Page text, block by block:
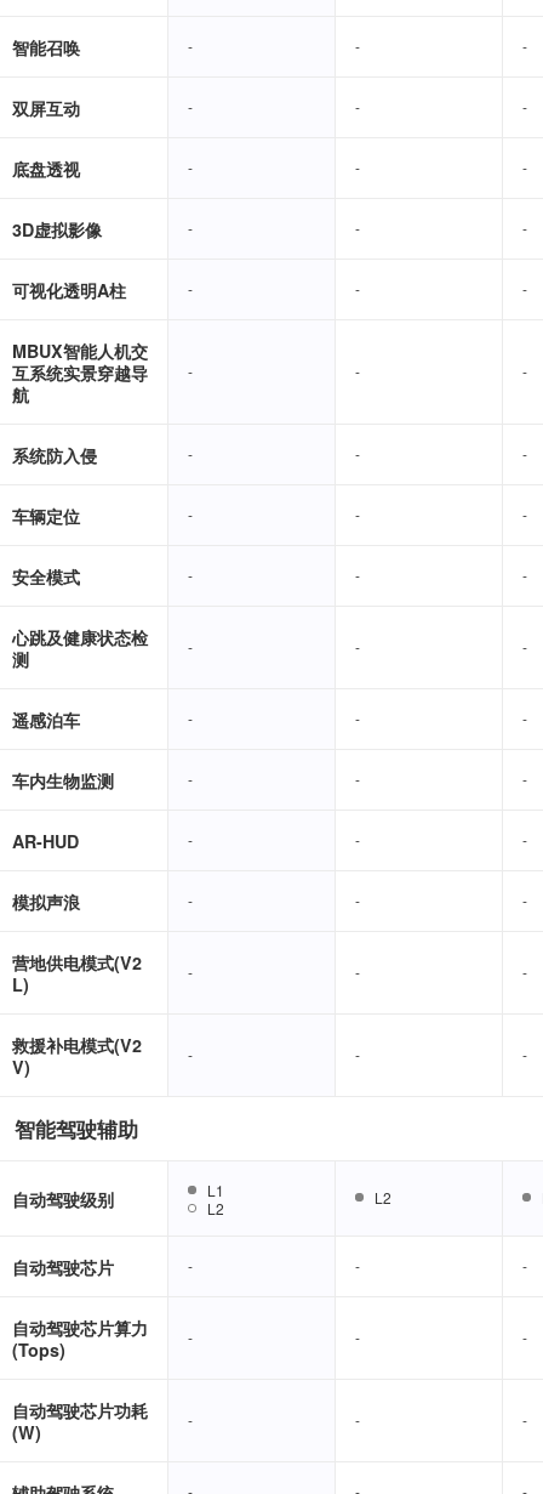
智能召唤 - - -
双屏互动 - - -
底盘透视 - - -
3D虚拟影像 - - -
可视化透明A柱 - - -
MBUX智能人机交
互系统实景穿越导
航
- - -
系统防入侵 - - -
车辆定位 - - -
安全模式 - - -
心跳及健康状态检
测
- - -
遥感泊车 - - -
车内生物监测 - - -
AR-HUD - - -
模拟声浪 - - -
营地供电模式(V2
L)
- - -
救援补电模式(V2
V)
- - -
智能驾驶辅助
自动驾驶级别
L1
L2
L2
自动驾驶芯片 - - -
自动驾驶芯片算力
(Tops)
- - -
自动驾驶芯片功耗
(W)
- - -
- - -
- - -
- - -
- - -
- - -
- - -
- - -
- - -
- - -
- - -
- - -
- - -
- - -
- - -
- - -
- - -
L1
L2
L2
- - -
- - -
- - -